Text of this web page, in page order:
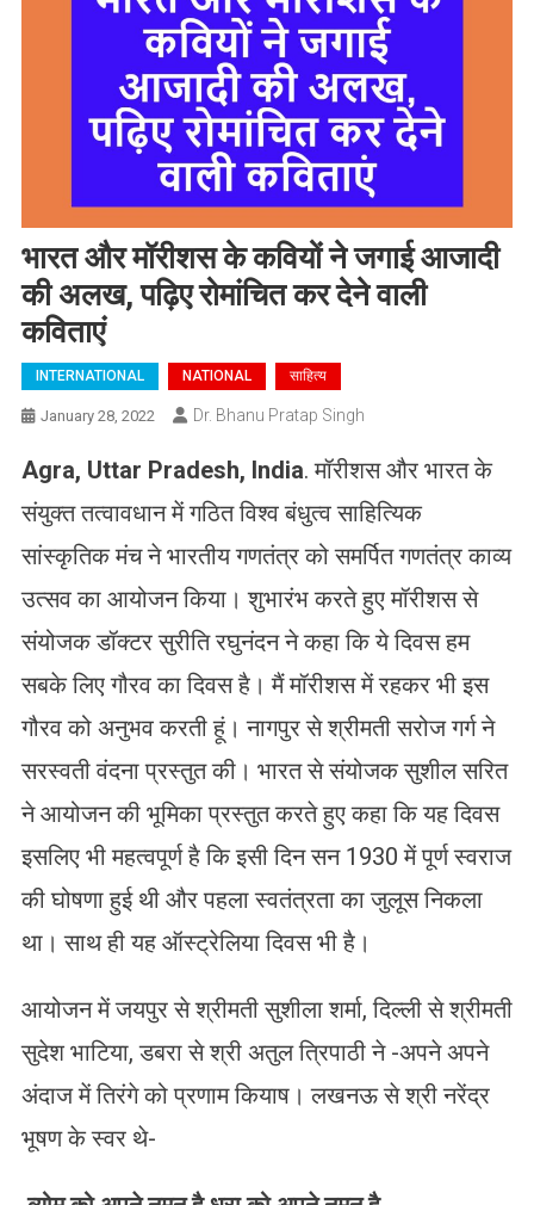
भारत और मॉरीशस के कवियों ने जगाई आजादी
की अलख, पढ़िए रोमांचित कर देने वाली
कविताएं
INTERNATIONAL NATIONAL साहित्य
January 28, 2022 Dr. Bhanu Pratap Singh
Agra, Uttar Pradesh, India. मॉरीशस और भारत के
संयुक्त तत्वावधान में गठित विश्व बंधुत्व साहित्यिक
सांस्कृतिक मंच ने भारतीय गणतंत्र को समर्पित गणतंत्र काव्य
उत्सव का आयोजन किया। शुभारंभ करते हुए मॉरीशस से
संयोजक डॉक्टर सुरीति रघुनंदन ने कहा कि ये दिवस हम
सबके लिए गौरव का दिवस है। मैं मॉरीशस में रहकर भी इस
गौरव को अनुभव करती हूं। नागपुर से श्रीमती सरोज गर्ग ने
सरस्वती वंदना प्रस्तुत की। भारत से संयोजक सुशील सरित
ने आयोजन की भूमिका प्रस्तुत करते हुए कहा कि यह दिवस
इसलिए भी महत्वपूर्ण है कि इसी दिन सन 1930 में पूर्ण स्वराज
की घोषणा हुई थी और पहला स्वतंत्रता का जुलूस निकला
था। साथ ही यह ऑस्ट्रेलिया दिवस भी है।
आयोजन में जयपुर से श्रीमती सुशीला शर्मा, दिल्ली से श्रीमती
सुदेश भाटिया, डबरा से श्री अतुल त्रिपाठी ने -अपने अपने
अंदाज में तिरंगे को प्रणाम कियाष। लखनऊ से श्री नरेंद्र
भूषण के स्वर थे-